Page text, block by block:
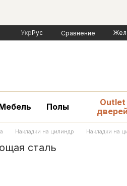
УкрРус Сравнение
Полы
Outlet
дверей
Накладки на цилиндр Накладки на
сталь